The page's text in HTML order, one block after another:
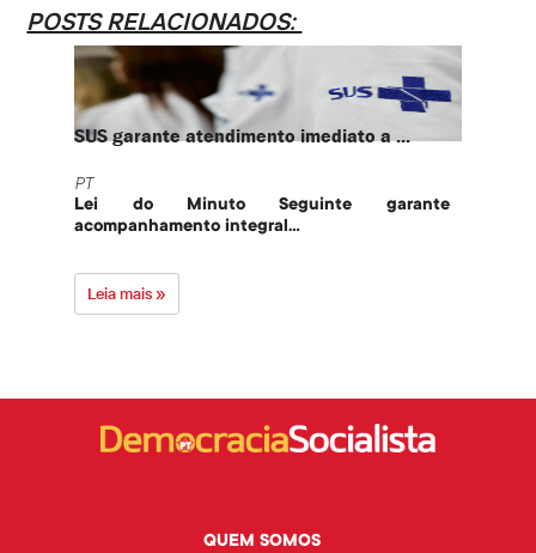
POSTS RELACIONADOS:
SUS garante atendimento imediato a ...
PT
Lei do Minuto Seguinte garante
acompanhamento integral...
Leia mais »
QUEM SOMOS